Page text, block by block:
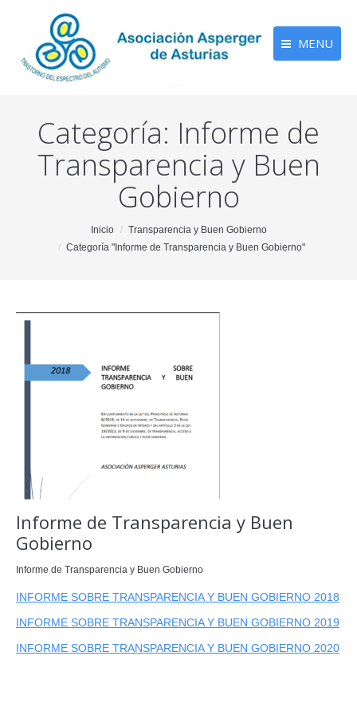
MENU
Categoría: Informe de
Transparencia y Buen
Gobierno
Inicio
Transparencia y Buen Gobierno
Categoría "Informe de Transparencia y Buen Gobierno"
Informe de Transparencia y Buen
Gobierno
Informe de Transparencia y Buen Gobierno
INFORME SOBRE TRANSPARENCIA Y BUEN GOBIERNO 2018
INFORME SOBRE TRANSPARENCIA Y BUEN GOBIERNO 2019
INFORME SOBRE TRANSPARENCIA Y BUEN GOBIERNO 2020